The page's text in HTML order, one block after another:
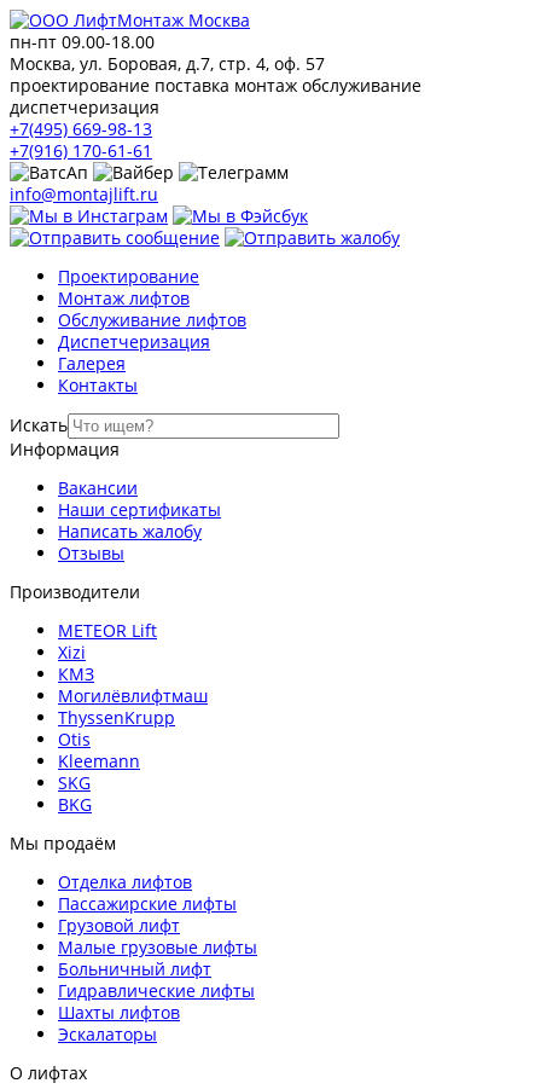
пн-пт 09.00-18.00
Москва, ул. Боровая, д.7, стр. 4, оф. 57
проектирование поставка монтаж обслуживание
диспетчеризация
+7(495) 669-98-13
+7(916) 170-61-61
info@montajlift.ru
Проектирование
Монтаж лифтов
Обслуживание лифтов
Диспетчеризация
Галерея
Контакты
Искать
Информация
Вакансии
Наши сертификаты
Написать жалобу
Отзывы
Производители
METEOR Lift
Xizi
КМЗ
Могилёвлифтмаш
ThyssenKrupp
Otis
Kleemann
SKG
BKG
Мы продаём
Отделка лифтов
Пассажирские лифты
Грузовой лифт
Малые грузовые лифты
Больничный лифт
Гидравлические лифты
Шахты лифтов
Эскалаторы
О лифтах